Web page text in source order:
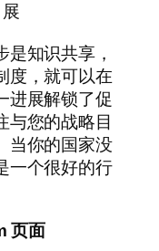
展
知识共享，
度，就可以在
进展解锁了促
与您的战略目
当你的国家没
一个很好的行
页面